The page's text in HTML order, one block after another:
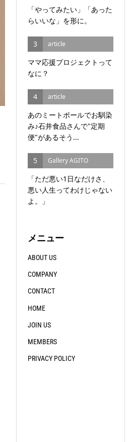
「やってみたい」「あった
らいいな」を形に。
3 article
ママ応援プロジェクトって
なに？
4 article
あのミートボールでお馴染
み♪石井食品さんで"定期
便"があるそう...
5 Gallery AGITO
「ただ悪い1日なだけさ、
悪い人生ってわけじゃない
よ。」
メニュー
ABOUT US
COMPANY
CONTACT
HOME
JOIN US
MEMBERS
PRIVACY POLICY